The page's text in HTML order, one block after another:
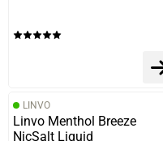
MICHAEL G.
verifizierter Onlinekauf.
LINVO
Linvo Menthol Breeze
NicSalt Liquid